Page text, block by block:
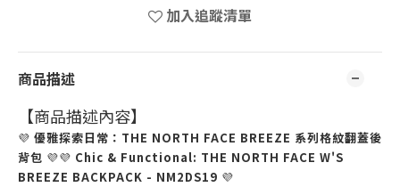
加入追蹤清單
商品描述
【商品描述內容】
💜 優雅探索日常：THE NORTH FACE BREEZE 系列格紋翻蓋後
背包 💜💜 Chic & Functional: THE NORTH FACE W'S
BREEZE BACKPACK - NM2DS19 💜